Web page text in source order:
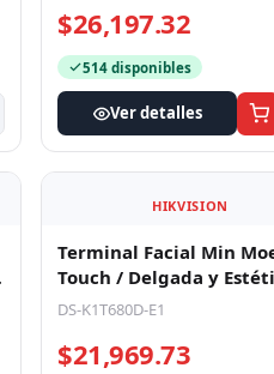
$26,197.32
514 disponibles
Ver detalles
HIKVISION
Terminal Facial Min
Touch / Delgada y
PoE / 100,000 rostros /
DS-K1T680D-E1
$21,969.73